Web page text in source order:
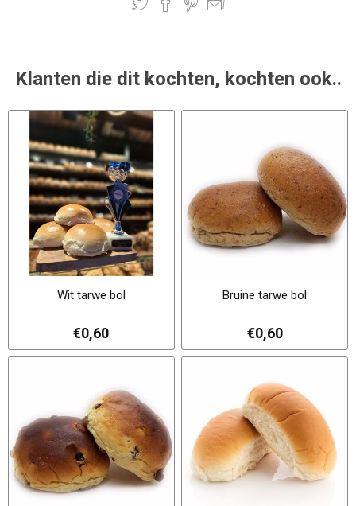
Klanten die dit kochten, kochten ook..
Wit tarwe bol
€0,60
Bruine tarwe bol
€0,60